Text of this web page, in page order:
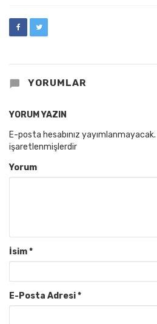
YORUMLAR
YORUM YAZIN
E-posta hesabınız yayımlanmayacak.
işaretlenmişlerdir
Yorum
İsim*
E-Posta Adresi*